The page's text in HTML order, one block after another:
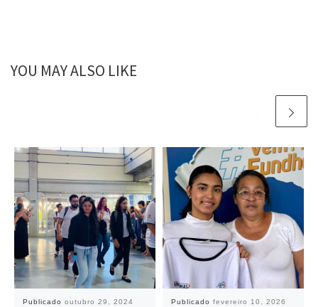
YOU MAY ALSO LIKE
Publicado outubro 29, 2024 Publicado fevereiro 10, 2026